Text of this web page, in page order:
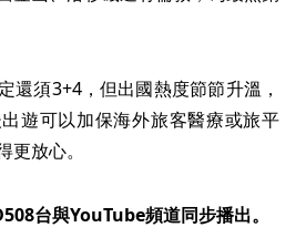
還須3+4，但出國熱度節節升溫，
遊可以加保海外旅客醫療或旅平
放心。
台與YouTube頻道同步播出。